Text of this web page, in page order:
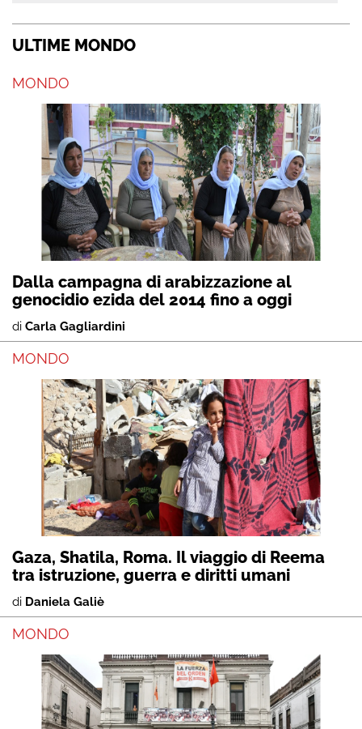
ULTIME MONDO
MONDO
Dalla campagna di arabizzazione al
genocidio ezida del 2014 fino a oggi
di Carla Gagliardini
MONDO
Gaza, Shatila, Roma. Il viaggio di Reema
tra istruzione, guerra e diritti umani
di Daniela Galiè
MONDO